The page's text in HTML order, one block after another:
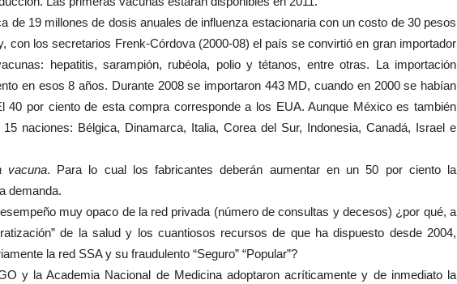
de 19 millones de dosis anuales de influenza estacionaria con un costo de 30 pesos
con los secretarios Frenk-Córdova (2000-08) el país se convirtió en gran importador
hepatitis, sarampión, rubéola, polio y tétanos, entre otras. La importación
en esos 8 años. Durante 2008 se importaron 443 MD, cuando en 2000 se habían
40 por ciento de esta compra corresponde a los EUA. Aunque México es también
naciones: Bélgica, Dinamarca, Italia, Corea del Sur, Indonesia, Canadá, Israel e
vacuna. Para lo cual los fabricantes deberán aumentar en un 50 por ciento la
demanda.
muy opaco de la red privada (número de consultas y decesos) ¿por qué, a
de la salud y los cuantiosos recursos de que ha dispuesto desde 2004,
la red SSA y su fraudulento “Seguro” “Popular”?
y la Academia Nacional de Medicina adoptaron acríticamente y de inmediato la